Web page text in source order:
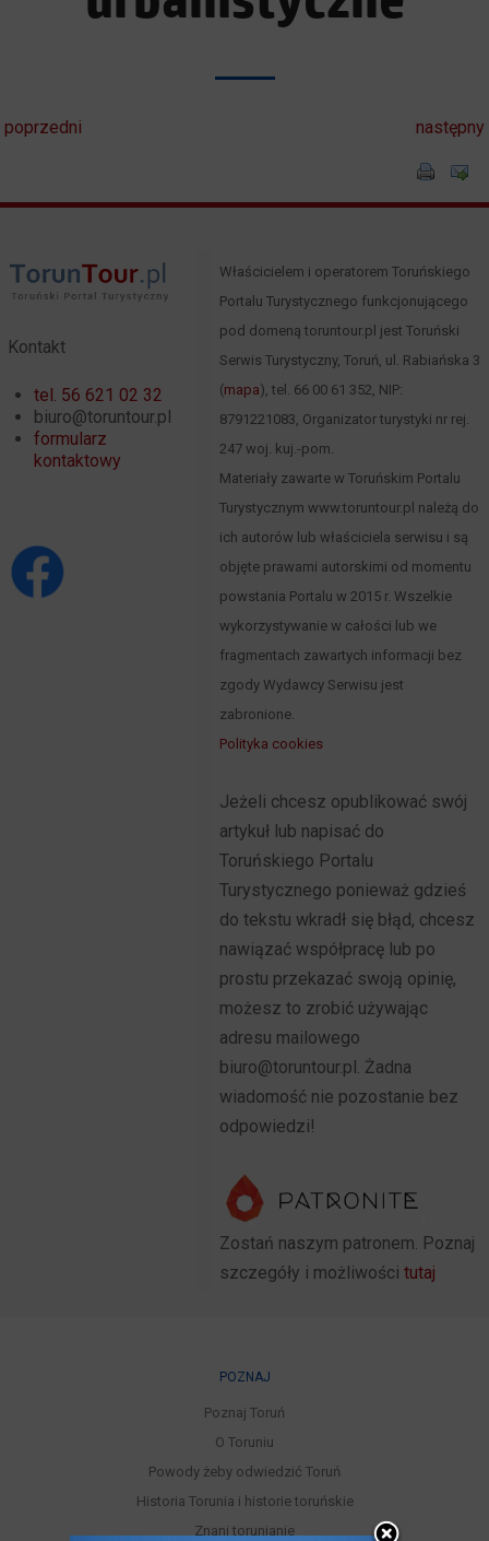
poprzedni następny
Kontakt
tel. 56 621 02 32
biuro@toruntour.pl
formularz
kontaktowy
Właścicielem i operatorem Toruńskiego
Portalu Turystycznego funkcjonującego
pod domeną toruntour.pl jest Toruński
Serwis Turystyczny, Toruń, ul. Rabiańska 3
(mapa), tel. 66 00 61 352, NIP:
8791221083, Organizator turystyki nr rej.
247 woj. kuj.-pom.
Materiały zawarte w Toruńskim Portalu
Turystycznym www.toruntour.pl należą do
ich autorów lub właściciela serwisu i są
objęte prawami autorskimi od momentu
powstania Portalu w 2015 r. Wszelkie
wykorzystywanie w całości lub we
fragmentach zawartych informacji bez
zgody Wydawcy Serwisu jest
zabronione.
Polityka cookies
Jeżeli chcesz opublikować swój
artykuł lub napisać do
Toruńskiego Portalu
Turystycznego ponieważ gdzieś
do tekstu wkradł się błąd, chcesz
nawiązać współpracę lub po
prostu przekazać swoją opinię,
możesz to zrobić używając
adresu mailowego
biuro@toruntour.pl. Żadna
wiadomość nie pozostanie bez
odpowiedzi!
Zostań naszym patronem. Poznaj
szczegóły i możliwości tutaj
POZNAJ
Poznaj Toruń
O Toruniu
Powody żeby odwiedzić Toruń
Historia Torunia i historie toruńskie
Znani torunianie